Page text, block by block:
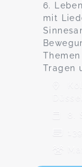
6.
mit
Tragen
8.